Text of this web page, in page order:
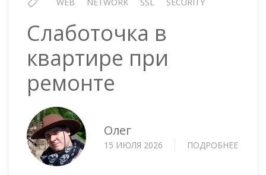
WEB NETWORK SSL SECURITY
Слаботочка в
квартире при
ремонте
Олег
15 ИЮЛЯ 2026 ПОДРОБНЕЕ